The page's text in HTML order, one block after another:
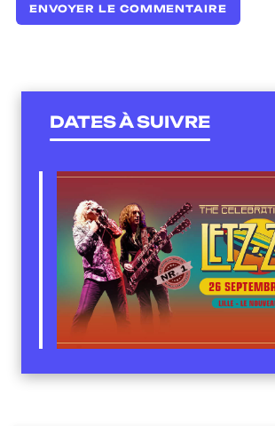
DATES À SUIVRE